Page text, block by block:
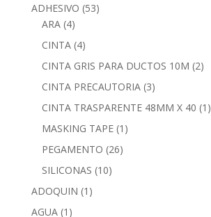
ADHESIVO (53)
ARA (4)
CINTA (4)
CINTA GRIS PARA DUCTOS 10M (2)
CINTA PRECAUTORIA (3)
CINTA TRASPARENTE 48MM X 40 (1)
MASKING TAPE (1)
PEGAMENTO (26)
SILICONAS (10)
ADOQUIN (1)
AGUA (1)